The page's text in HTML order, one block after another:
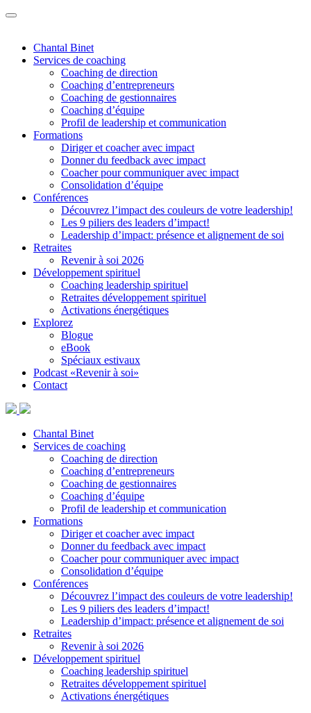
Chantal Binet
Services de coaching
Coaching de direction
Coaching d’entrepreneurs
Coaching de gestionnaires
Coaching d’équipe
Profil de leadership et communication
Formations
Diriger et coacher avec impact
Donner du feedback avec impact
Coacher pour communiquer avec impact
Consolidation d’équipe
Conférences
Découvrez l’impact des couleurs de votre leadership!
Les 9 piliers des leaders d’impact!
Leadership d’impact: présence et alignement de soi
Retraites
Revenir à soi 2026
Développement spirituel
Coaching leadership spirituel
Retraites développement spirituel
Activations énergétiques
Explorez
Blogue
eBook
Spéciaux estivaux
Podcast «Revenir à soi»
Contact
Chantal Binet
Services de coaching
Coaching de direction
Coaching d’entrepreneurs
Coaching de gestionnaires
Coaching d’équipe
Profil de leadership et communication
Formations
Diriger et coacher avec impact
Donner du feedback avec impact
Coacher pour communiquer avec impact
Consolidation d’équipe
Conférences
Découvrez l’impact des couleurs de votre leadership!
Les 9 piliers des leaders d’impact!
Leadership d’impact: présence et alignement de soi
Retraites
Revenir à soi 2026
Développement spirituel
Coaching leadership spirituel
Retraites développement spirituel
Activations énergétiques